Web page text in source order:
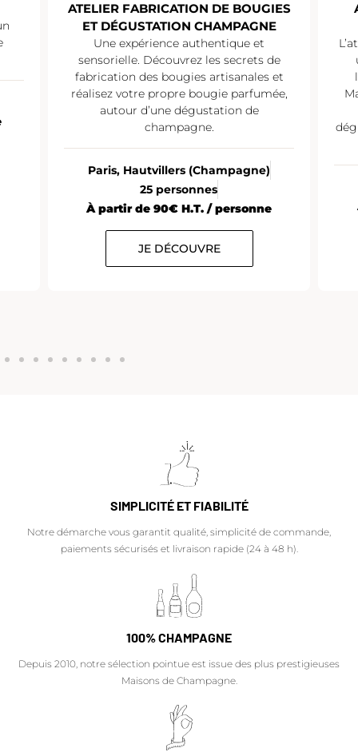
FABRICATION DE BOUGIES
ET DÉGUSTATION CHAMPAGNE
Une expérience authentique et
Découvrez les secrets de
des bougies artisanales et
votre propre bougie parfumée,
autour d’une dégustation de
Paris, Hautvillers (Champagne)
À partir de 90€ H.T. / personne
JE DÉCOUVRE
ATELIER
L’atelier
une occasion
l’univers de
Maisons de
dégustation est
À partir de
SIMPLICITÉ ET FIABILITÉ
Notre démarche vous garantit qualité, simplicité de commande,
paiements sécurisés et livraison rapide (24 à 48 h).
100% CHAMPAGNE
Depuis 2010, notre sélection pointue est issue des plus prestigieuses
Maisons de Champagne.